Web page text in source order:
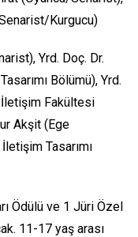
Kurgucu)
Yrd. Doç. Dr.
Bölümü), Yrd.
Fakültesi
Akşit (Ege
Tasarımı
Ödülü ve 1 Jüri Özel
11-17 yaş arası